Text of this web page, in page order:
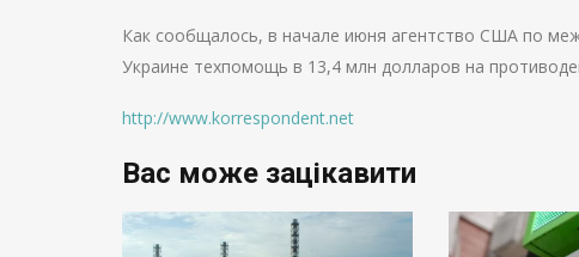
Как сообщалось, в начале июня агентство США по
Украине техпомощь в 13,4 млн долларов на
http://www.korrespondent.net
Вас може зацікавити